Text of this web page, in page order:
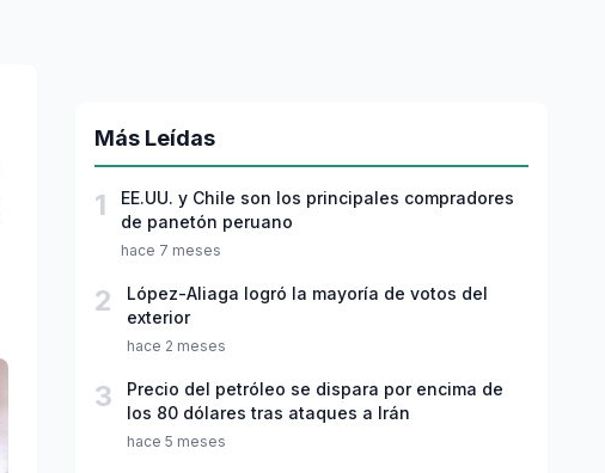
Más Leídas
1
EE.UU. y Chile son los principales compradores
de panetón peruano
hace 7 meses
2
López-Aliaga logró la mayoría de votos del
exterior
hace 2 meses
3
Precio del petróleo se dispara por encima de
los 80 dólares tras ataques a Irán
hace 5 meses